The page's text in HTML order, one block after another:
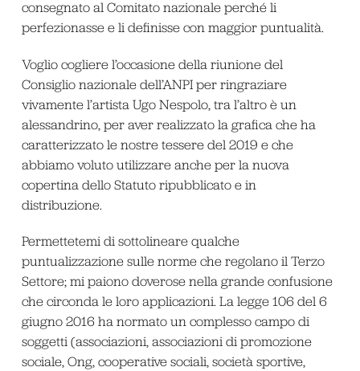
consegnato al Comitato nazionale perché li
perfezionasse e li definisse con maggior puntualità.
Voglio cogliere l’occasione della riunione del
Consiglio nazionale dell’ANPI per ringraziare
vivamente l’artista Ugo Nespolo, tra l’altro è un
alessandrino, per aver realizzato la grafica che ha
caratterizzato le nostre tessere del 2019 e che
abbiamo voluto utilizzare anche per la nuova
copertina dello Statuto ripubblicato e in
distribuzione.
Permettetemi di sottolineare qualche
puntualizzazione sulle norme che regolano il Terzo
Settore; mi paiono doverose nella grande confusione
che circonda le loro applicazioni. La legge 106 del 6
giugno 2016 ha normato un complesso campo di
soggetti (associazioni, associazioni di promozione
sociale, Ong, cooperative sociali, società sportive,